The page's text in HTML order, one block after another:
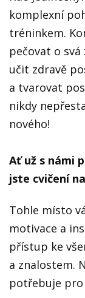
komplexní
tréninkem.
pečovat o
učit zdravě
a tvarovat
nikdy
nového!
Ať už s námi
jste cvičení
Tohle místo
motivace a
přístup ke
a znalostem.
potřebuje pro